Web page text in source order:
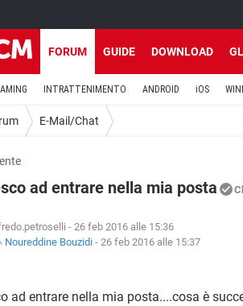
FORUM GUIDE DOWNLOAD
INTRATTENIMENTO ANDROID iOS
E-Mail/Chat
ad entrare nella mia posta
- 26 feb 2016 alle 15:36
Noureddine Bouzidi - 26 feb 2016 alle 15:37
ad entrare nella mia posta....cosa è